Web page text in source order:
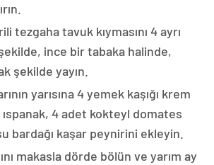
tezgaha tavuk kıymasını 4 ayrı
ince bir tabaka halinde,
şekilde yayın.
yarısına 4 yemek kaşığı krem
ıspanak, 4 adet kokteyl domates
bardağı kaşar peynirini ekleyin.
makasla dörde bölün ve yarım ay